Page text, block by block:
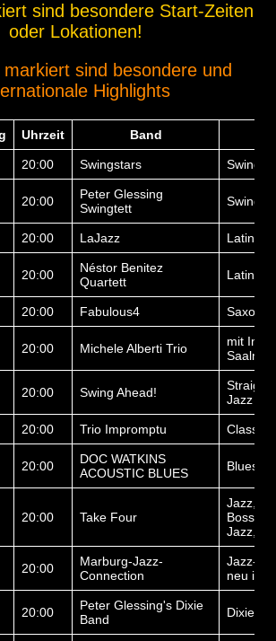
sind besondere Start-Zeiten
oder Lokationen!
sind besondere und
Highlights
Uhrzeit Band
20:00 Swingstars Swing,
20:00
Peter Glessing
Swingtett
Swing,
20:00 LaJazz Latin
20:00
Néstor Benitez
Quartett
Latin
20:00 Fabulous4
20:00 Michele Alberti Trio
mit Inga
20:00 Swing Ahead!
Jazz
20:00 Trio Impromptu Classic
20:00
DOC WATKINS
ACOUSTIC BLUES
Blues
20:00 Take Four
Jazz,
Bossa,
Jazz,
20:00
Marburg-Jazz-
Connection
Jazz-
neu
20:00
Peter Glessing's Dixie
Band
Dixie